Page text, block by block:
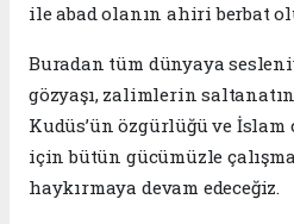
ile abad olanın ahiri berbat
Buradan tüm dünyaya
gözyaşı, zalimlerin
Kudüs’ün özgürlüğü ve İslam
için bütün gücümüzle
haykırmaya devam edeceğiz.